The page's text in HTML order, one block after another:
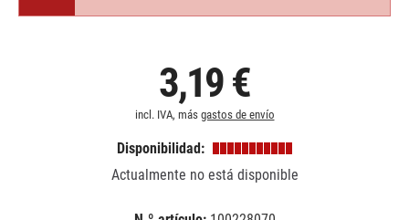
3,19 €
incl. IVA, más gastos de envío
Disponibilidad:
Actualmente no está disponible